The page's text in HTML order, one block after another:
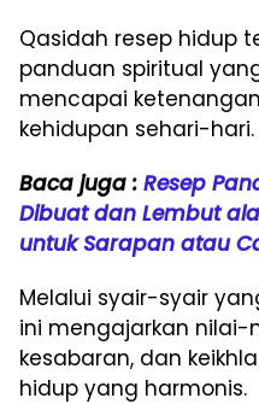
Qasidah resep hidup
panduan spiritual
mencapai
kehidupan sehari-hari.
Baca juga : Resep
Dibuat dan Lembut
untuk Sarapan atau
Melalui syair-syair
ini mengajarkan nilai-
kesabaran, dan
hidup yang harmonis.